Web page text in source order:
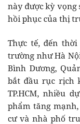
này được kỳ vọng
hồi phục của thị
Thực tế, đến
trường như Hà
Bình Dương,
bắt đầu rục rịch
TP.HCM, nhiều
phẩm tăng
cư và nhà phố